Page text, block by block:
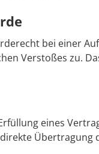
bei einer
Verstoßes zu.
eines